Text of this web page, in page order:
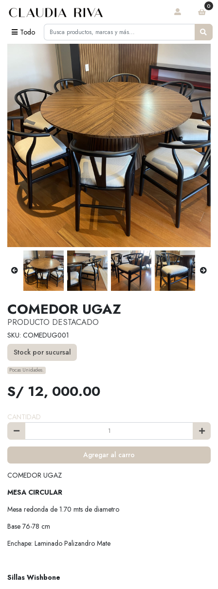
Todo
0
COMEDOR UGAZ
PRODUCTO DESTACADO
SKU: COMEDUG001
Stock por sucursal
Pocas Unidades.
S/ 12, 000.00
CANTIDAD
Agregar al carro
COMEDOR UGAZ
MESA CIRCULAR
Mesa redonda de 1.70 mts de diametro
Base 76-78 cm
Enchape: Laminado Palizandro Mate
Sillas Wishbone